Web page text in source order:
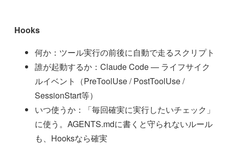
Hooks
何か：ツール実行の前後に自動で走るスクリプト
誰が起動するか：Claude Code — ライフサイク
ルイベント（PreToolUse / PostToolUse /
SessionStart等）
いつ使うか：「毎回確実に実行したいチェック」
に使う。AGENTS.mdに書くと守られないルール
も、Hooksなら確実